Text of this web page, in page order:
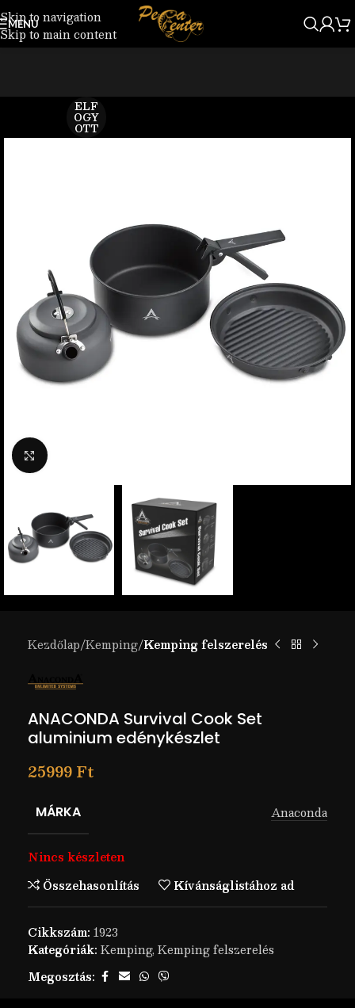
Skip to navigation
Skip to main content
MENU
ELF
OGY
OTT
Nagyítás
Kezdőlap Kemping Kemping felszerelés
ANACONDA Survival Cook Set
aluminium edénykészlet
25999Ft
MÁRKA Anaconda
Nincs készleten
Összehasonlítás
Kívánságlistához ad
Cikkszám: 1923
Kategóriák: Kemping, Kemping felszerelés
Megosztás: